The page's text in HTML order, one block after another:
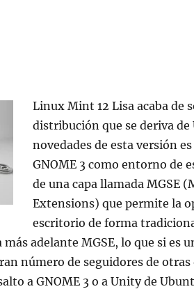
Linux Mint 12 Lisa acaba de
distribución que se deriva de
novedades de esta versión
GNOME 3 como entorno de
de una capa llamada MGSE
Extensions) que permite la
escritorio de forma
adelante MGSE, lo que si es
número de seguidores de
a GNOME 3 o a Unity de